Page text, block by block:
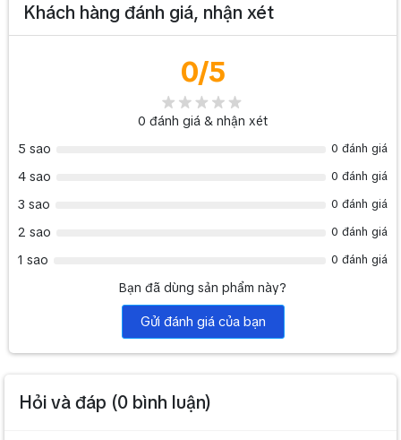
Khách hàng đánh giá, nhận xét
0/5
0 đánh giá & nhận xét
5 sao
0 đánh giá
4 sao 0 đánh giá
3 sao 0 đánh giá
2 sao 0 đánh giá
1 sao 0 đánh giá
Bạn đã dùng sản phẩm này?
Gửi đánh giá của bạn
Hỏi và đáp (0 bình luận)